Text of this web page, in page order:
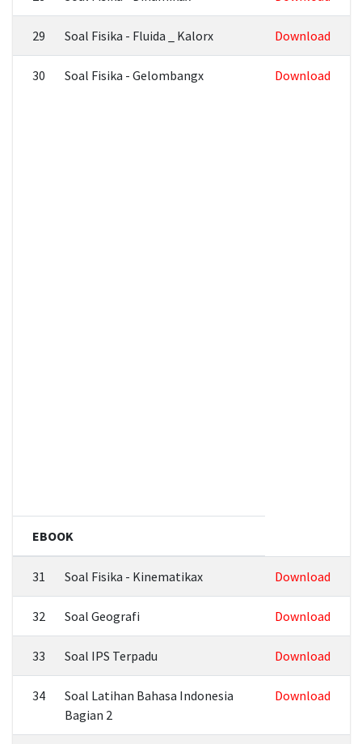
29 Soal Fisika - Fluida _ Kalorx Download
30 Soal Fisika - Gelombangx Download
EBOOK
31 Soal Fisika - Kinematikax Download
32 Soal Geografi Download
33 Soal IPS Terpadu Download
34
Soal Latihan Bahasa Indonesia
Bagian 2
Download